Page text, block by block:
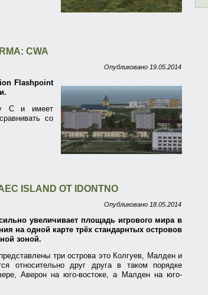
CWA
Опубликовано 19.05.2014
Flashpoint
С и имеет
со
ISLAND ОТ IDONTNO
Опубликовано 18.05.2014
увеличивает площадь игрового мира в
на одной карте трёх стандарнтых островов
зоной.
три острова это Колгуев, Малден и
относительно друг друга в таком порядке
Аверон на юго-востоке, а Малден на юго-